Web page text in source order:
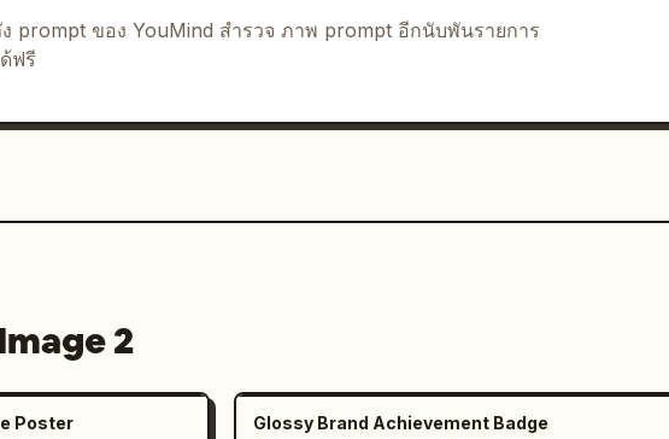
prompt ของ YouMind สำรวจ ภาพ prompt อีกนับพันรายการ
ฟรี
2
Poster Glossy Brand Achievement Badge